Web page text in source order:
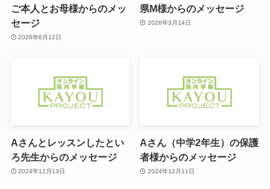
ご本人とお母様からのメッ
セージ
2026年6月12日
県M様からのメッセージ
2026年3月14日
Aさんとレッスンしたとい
ろ先生からのメッセージ
2024年12月13日
Aさん（中学2年生）の保護
者様からのメッセージ
2024年12月11日